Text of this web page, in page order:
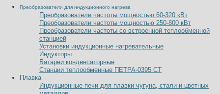
Преобразователи для индукционного нагрева
Преобразователи частоты мощностью 60-320 кВт
Преобразователи частоты мощностью 250-800 кВт
Преобразователи частоты со встроенной теплообменной
станцией
Установки индукционные нагревательные
Индукторы
Батареи конденсаторные
Станции теплообменные ПЕТРА-0395 СТ
Плавка
Индукционные печи для плавки чугуна, стали и цветных